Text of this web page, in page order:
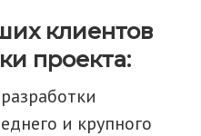
клиентов
проекта:
и крупного